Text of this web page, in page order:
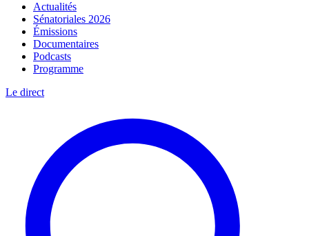
Actualités
Sénatoriales 2026
Émissions
Documentaires
Podcasts
Programme
Le direct